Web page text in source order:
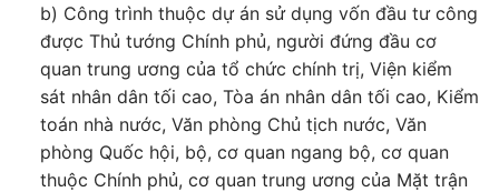
b) Công trình thuộc dự án sử dụng vốn đầu tư công
được Thủ tướng Chính phủ, người đứng đầu cơ
quan trung ương của tổ chức chính trị, Viện kiểm
sát nhân dân tối cao, Tòa án nhân dân tối cao, Kiểm
toán nhà nước, Văn phòng Chủ tịch nước, Văn
phòng Quốc hội, bộ, cơ quan ngang bộ, cơ quan
thuộc Chính phủ, cơ quan trung ương của Mặt trận